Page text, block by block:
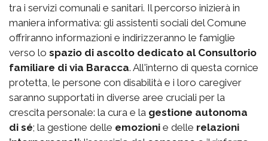
tra i servizi comunali e sanitari. Il percorso inizierà in
maniera informativa: gli assistenti sociali del Comune
offriranno informazioni e indirizzeranno le famiglie
verso lo spazio di ascolto dedicato al Consultorio
familiare di via Baracca. All'interno di questa cornice
protetta, le persone con disabilità e i loro caregiver
saranno supportati in diverse aree cruciali per la
crescita personale: la cura e la gestione autonoma
di sé; la gestione delle emozioni e delle relazioni